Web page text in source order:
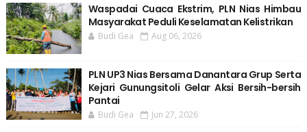
Waspadai Cuaca Ekstrim, PLN Nias Himbau
Masyarakat Peduli Keselamatan Kelistrikan
Budi Gea Aug 06, 2026
PLN UP3 Nias Bersama Danantara Grup Serta
Kejari Gunungsitoli Gelar Aksi Bersih-bersih
Pantai
Budi Gea Jun 27, 2026